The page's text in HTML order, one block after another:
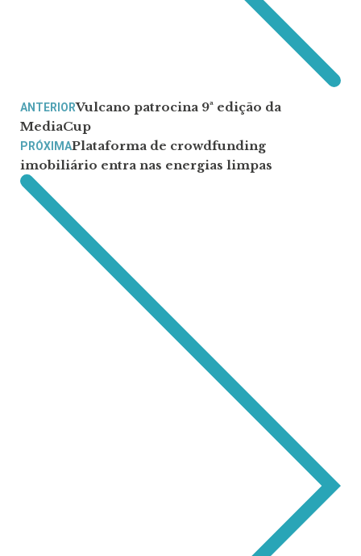
ANTERIORVulcano patrocina 9ª edição da
MediaCup
PRÓXIMAPlataforma de crowdfunding
imobiliário entra nas energias limpas